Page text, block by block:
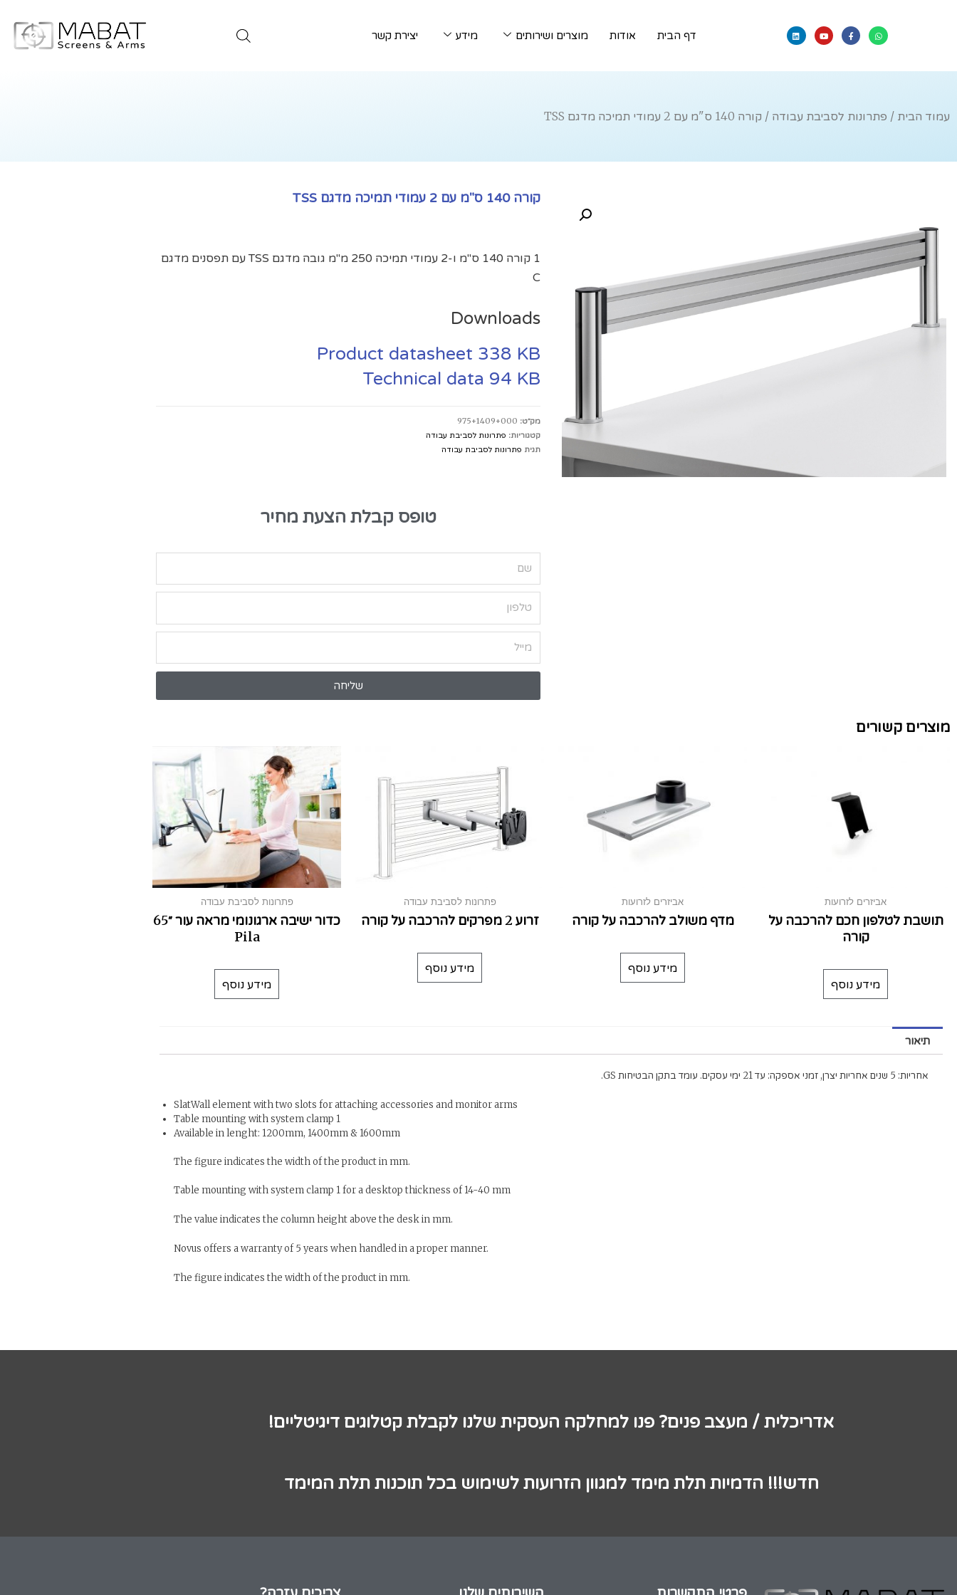
דף הבית אודות מוצרים ושירותים מידע יצירת קשר
עמוד הבית / פתרונות לסביבת עבודה / קורה 140 ס"מ עם 2 עמודי תמיכה מדגם TSS
קורה 140 ס"מ עם 2 עמודי תמיכה מדגם TSS
1 קורה 140 ס"מ ו-2 עמודי תמיכה 250 מ"מ גובה מדגם TSS עם תפסנים מדגם
C
Downloads
Product datasheet 338 KB
Technical data 94 KB
מק״ט: 975+1409+000
קטגוריות: פתרונות לסביבת עבודה
תגית פתרונות לסביבת עבודה
טופס קבלת הצעת מחיר
שליחה
מוצרים קשורים
אביזרים לזרועות
תושבת לטלפון חכם להרכבה על
קורה
מידע נוסף
אביזרים לזרועות
מדף משולב להרכבה על קורה
מידע נוסף
פתרונות לסביבת עבודה
זרוע 2 מפרקים להרכבה על קורה
מידע נוסף
פתרונות לסביבת עבודה
כדור ישיבה ארגונומי מראה עור ״65
Pila
מידע נוסף
תיאור
אחריות: 5 שנים אחריות יצרן, זמני אספקה: עד 21 ימי עסקים. עומד בתקן הבטיחות GS.
SlatWall element with two slots for attaching accessories and monitor arms
Table mounting with system clamp 1
Available in lenght: 1200mm, 1400mm & 1600mm
The figure indicates the width of the product in mm.
Table mounting with system clamp 1 for a desktop thickness of 14-40 mm
The value indicates the column height above the desk in mm.
Novus offers a warranty of 5 years when handled in a proper manner.
The figure indicates the width of the product in mm.
אדריכלית / מעצב פנים? פנו למחלקה העסקית שלנו לקבלת קטלוגים דיגיטליים!
חדש!!! הדמיות תלת מימד למגוון הזרועות לשימוש בכל תוכנות תלת המימד